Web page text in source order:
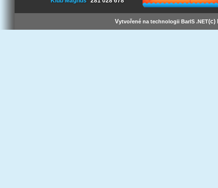
Vytvořené na technologii BarIS .NET(c)